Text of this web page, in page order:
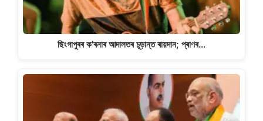
ছিংগাপুৰৰ ক'ৰনাৰ আদালতৰ চূড়ান্ত ৰায়দান; প্ৰাণৰ…